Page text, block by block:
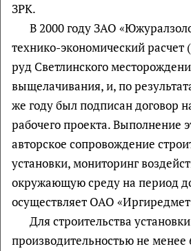
ЗРК.
В 2000 году ЗАО
технико-экономический
руд Светлинского
выщелачивания, и, по
же году был подписан договор
рабочего проекта. Выполнение
авторское сопровождение
установки, мониторинг
окружающую среду на период
осуществляет ОАО
Для строительства установки
производительностью не